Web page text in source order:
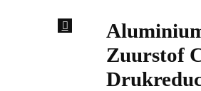
Zuurstof